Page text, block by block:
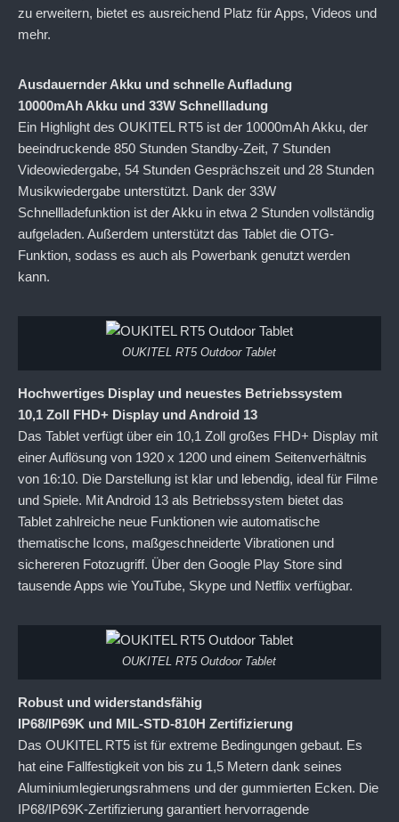
zu erweitern, bietet es ausreichend Platz für Apps, Videos und
mehr.
Ausdauernder Akku und schnelle Aufladung
10000mAh Akku und 33W Schnellladung
Ein Highlight des OUKITEL RT5 ist der 10000mAh Akku, der
beeindruckende 850 Stunden Standby-Zeit, 7 Stunden
Videowiedergabe, 54 Stunden Gesprächszeit und 28 Stunden
Musikwiedergabe unterstützt. Dank der 33W
Schnellladefunktion ist der Akku in etwa 2 Stunden vollständig
aufgeladen. Außerdem unterstützt das Tablet die OTG-
Funktion, sodass es auch als Powerbank genutzt werden
kann.
OUKITEL RT5 Outdoor Tablet
Hochwertiges Display und neuestes Betriebssystem
10,1 Zoll FHD+ Display und Android 13
Das Tablet verfügt über ein 10,1 Zoll großes FHD+ Display mit
einer Auflösung von 1920 x 1200 und einem Seitenverhältnis
von 16:10. Die Darstellung ist klar und lebendig, ideal für Filme
und Spiele. Mit Android 13 als Betriebssystem bietet das
Tablet zahlreiche neue Funktionen wie automatische
thematische Icons, maßgeschneiderte Vibrationen und
sichereren Fotozugriff. Über den Google Play Store sind
tausende Apps wie YouTube, Skype und Netflix verfügbar.
OUKITEL RT5 Outdoor Tablet
Robust und widerstandsfähig
IP68/IP69K und MIL-STD-810H Zertifizierung
Das OUKITEL RT5 ist für extreme Bedingungen gebaut. Es
hat eine Fallfestigkeit von bis zu 1,5 Metern dank seines
Aluminiumlegierungsrahmens und der gummierten Ecken. Die
IP68/IP69K-Zertifizierung garantiert hervorragende